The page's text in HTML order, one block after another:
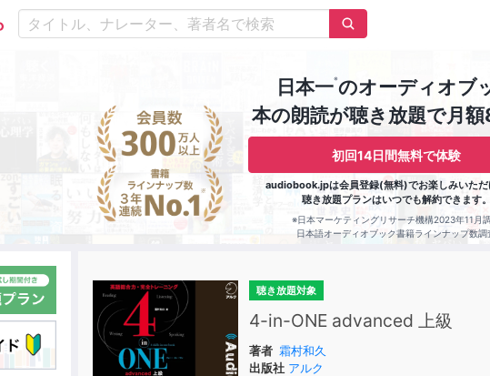
日本一※のオーディオブ
本の朗読が聴き放題で月
初回14日間無料で体験
audiobook.jpは会員登録(無料)でお楽しみいただ
聴き放題プランはいつでも解約できます。
※日本マーケティングリサーチ機構2023年11月
日本語オーディオブック書籍ラインナップ数調
聴き放題対象
4-in-ONE advanced 上級
著者 霜村和久
出版社 アルク